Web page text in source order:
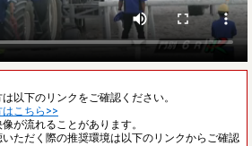
以下のリンクをご確認ください。
こちら>>
が流れることがあります。
いただく際の推奨環境は以下のリンクからご確認